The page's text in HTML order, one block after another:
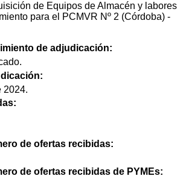
de Equipos de Almacén y labores
para el PCMVR Nº 2 (Córdoba) -
de adjudicación:
2024.
de ofertas recibidas:
de ofertas recibidas de PYMEs: